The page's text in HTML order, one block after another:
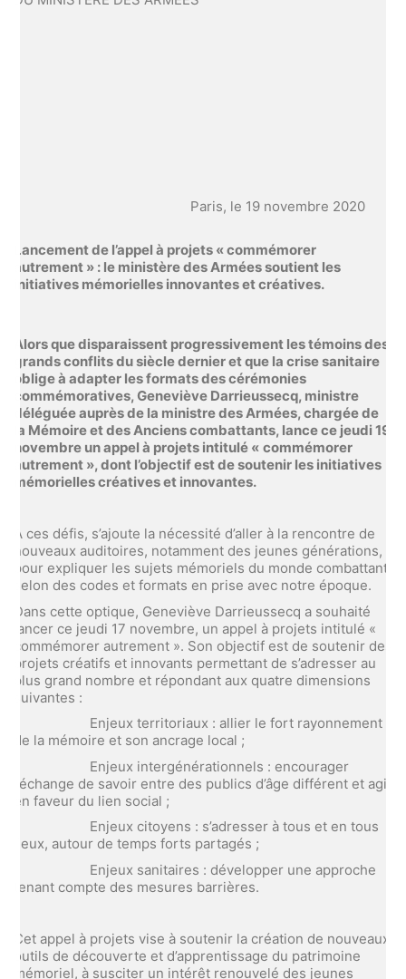
Paris, le 19 novembre 2020
Lancement de l’appel à projets «commémorer
autrement » : le ministère des Armées soutient les
initiatives mémorielles innovantes et créatives.
Alors que disparaissent progressivement les témoins des
grands conflits du siècle dernier et que la crise sanitaire
oblige à adapter les formats des cérémonies
commémoratives, Geneviève Darrieussecq, ministre
déléguée auprès de la ministre des Armées, chargée de
la Mémoire et des Anciens combattants, lance ce jeudi 19
novembre un appel à projets intitulé « commémorer
autrement », dont l’objectif est de soutenir les initiatives
mémorielles créatives et innovantes.
À ces défis, s’ajoute la nécessité d’aller à la rencontre de
nouveaux auditoires, notamment des jeunes générations,
pour expliquer les sujets mémoriels du monde combattant
selon des codes et formats en prise avec notre époque.
Dans cette optique, Geneviève Darrieussecq a souhaité
lancer ce jeudi 17 novembre, un appel à projets intitulé «
commémorer autrement ». Son objectif est de soutenir des
projets créatifs et innovants permettant de s’adresser au
plus grand nombre et répondant aux quatre dimensions
suivantes :
· Enjeux territoriaux : allier le fort rayonnement
de la mémoire et son ancrage local ;
· Enjeux intergénérationnels : encourager
l’échange de savoir entre des publics d’âge différent et agir
en faveur du lien social ;
· Enjeux citoyens : s’adresser à tous et en tous
lieux, autour de temps forts partagés ;
· Enjeux sanitaires : développer une approche
tenant compte des mesures barrières.
Cet appel à projets vise à soutenir la création de nouveaux
outils de découverte et d’apprentissage du patrimoine
mémoriel, à susciter un intérêt renouvelé des jeunes